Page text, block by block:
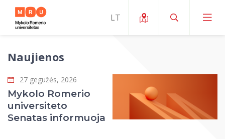
Apie ERUA
Naujienos ir renginiai
Galimybės
Mano studijos
Studijų organizavimas ir aplinka
MOin – MRU Mokslo ir inovacijų savaitė
Naujienos
27 gegužės, 2026
Mykolo Romerio
universiteto
Senatas informuoja